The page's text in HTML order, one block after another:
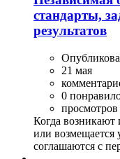
стандарты,
результатов
21 мая
0
Когда возникают
или возмещается
соглашаются с